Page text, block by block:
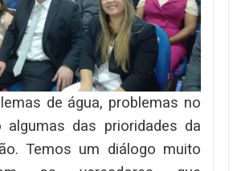
de água, problemas no
algumas das prioridades da
Temos um diálogo muito